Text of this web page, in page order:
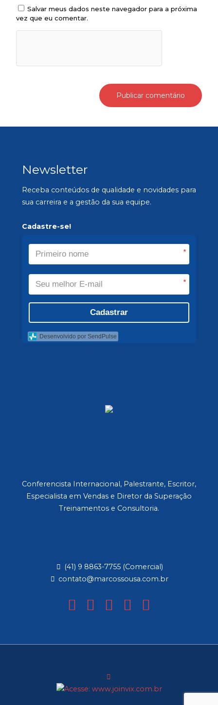
Salvar meus dados neste navegador para a próxima
vez que eu comentar.
Newsletter
Receba conteúdos de qualidade e novidades para
sua carreira e a gestão da sua equipe.
Cadastre-se!
*
*
Cadastrar
Desenvolvido por SendPulse
Conferencista Internacional, Palestrante, Escritor,
Especialista em Vendas e Diretor da Superação
Treinamentos e Consultoria.
(41) 9 8863-7755 (Comercial)
contato@marcossousa.com.br